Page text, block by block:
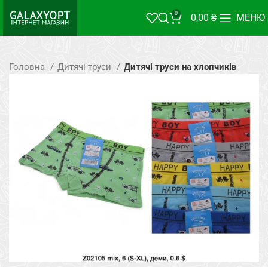
0 0,00 ₴ МЕНЮ
Головна Дитячі труси Дитячі труси на хлопчиків